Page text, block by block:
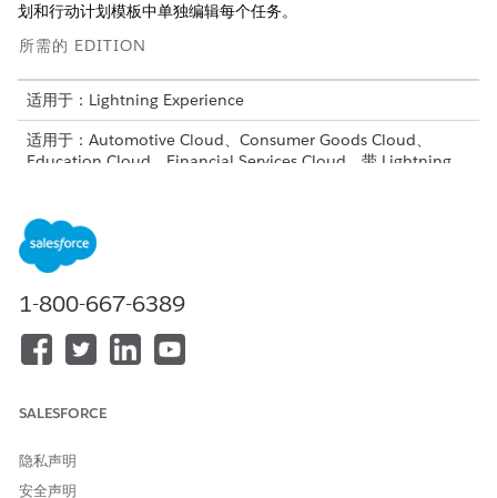
划和行动计划模板中单独编辑每个任务。
所需的 EDITION
适用于：Lightning Experience
适用于：Automotive Cloud、Consumer Goods Cloud、
Education Cloud、Financial Services Cloud、带 Lightning
性。
配置行动计划：
1-800-667-6389
SALESFORCE
隐私声明
安全声明